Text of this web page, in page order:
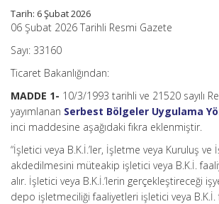
Tarih: 6 Şubat 2026
06 Şubat 2026 Tarihli Resmi Gazete
Sayı: 33160
Ticaret Bakanlığından:
MADDE 1- 10/3/1993 tarihli ve 21520 sayılı
yayımlanan Serbest Bölgeler Uygulama
inci maddesine aşağıdaki fıkra eklenmiştir.
“İşletici veya B.K.İ.’ler, İşletme veya Kuruluş
akdedilmesini müteakip işletici veya B.K.İ.
alır. İşletici veya B.K.İ.’lerin gerçekleştireceği
depo işletmeciliği faaliyetleri işletici veya B.K.İ.